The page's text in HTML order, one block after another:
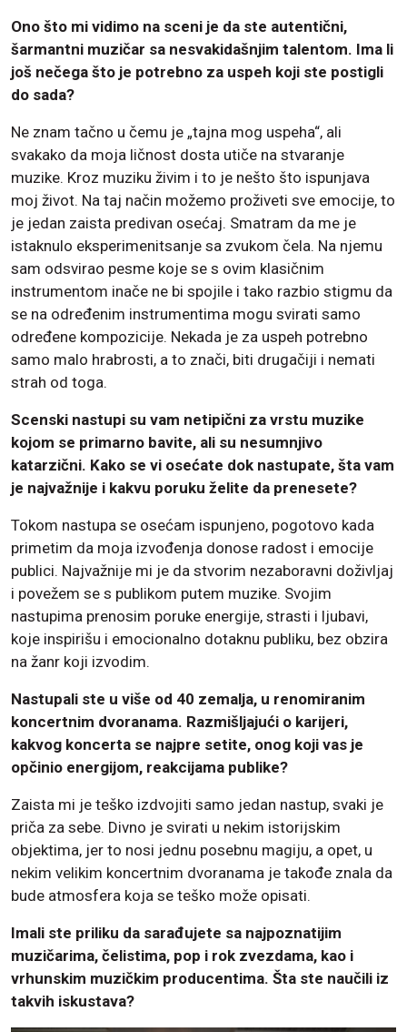
Ono što mi vidimo na sceni je da ste autentični,
šarmantni muzičar sa nesvakidašnjim talentom. Ima li
još nečega što je potrebno za uspeh koji ste postigli
do sada?
Ne znam tačno u čemu je „tajna mog uspeha“, ali
svakako da moja ličnost dosta utiče na stvaranje
muzike. Kroz muziku živim i to je nešto što ispunjava
moj život. Na taj način možemo proživeti sve emocije, to
je jedan zaista predivan osećaj. Smatram da me je
istaknulo eksperimenitsanje sa zvukom čela. Na njemu
sam odsvirao pesme koje se s ovim klasičnim
instrumentom inače ne bi spojile i tako razbio stigmu da
se na određenim instrumentima mogu svirati samo
određene kompozicije. Nekada je za uspeh potrebno
samo malo hrabrosti, a to znači, biti drugačiji i nemati
strah od toga.
Scenski nastupi su vam netipični za vrstu muzike
kojom se primarno bavite, ali su nesumnjivo
katarzični. Kako se vi osećate dok nastupate, šta vam
je najvažnije i kakvu poruku želite da prenesete?
Tokom nastupa se osećam ispunjeno, pogotovo kada
primetim da moja izvođenja donose radost i emocije
publici. Najvažnije mi je da stvorim nezaboravni doživljaj
i povežem se s publikom putem muzike. Svojim
nastupima prenosim poruke energije, strasti i ljubavi,
koje inspirišu i emocionalno dotaknu publiku, bez obzira
na žanr koji izvodim.
Nastupali ste u više od 40 zemalja, u renomiranim
koncertnim dvoranama. Razmišljajući o karijeri,
kakvog koncerta se najpre setite, onog koji vas je
opčinio energijom, reakcijama publike?
Zaista mi je teško izdvojiti samo jedan nastup, svaki je
priča za sebe. Divno je svirati u nekim istorijskim
objektima, jer to nosi jednu posebnu magiju, a opet, u
nekim velikim koncertnim dvoranama je takođe znala da
bude atmosfera koja se teško može opisati.
Imali ste priliku da sarađujete sa najpoznatijim
muzičarima, čelistima, pop i rok zvezdama, kao i
vrhunskim muzičkim producentima. Šta ste naučili iz
takvih iskustava?